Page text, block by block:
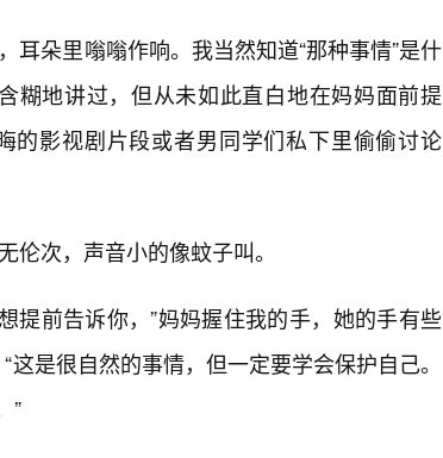
朵里嗡嗡作响。我当然知道“那种事情”是什
糊地讲过，但从未如此直白地在妈妈面前提
的影视剧片段或者男同学们私下里偷偷讨论
次，声音小的像蚊子叫。
提前告诉你，”妈妈握住我的手，她的手有些
是很自然的事情，但一定要学会保护自己。
”